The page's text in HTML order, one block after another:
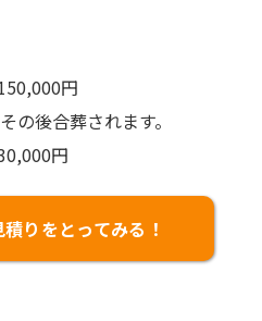
円
の後合葬されます。
円
りをとってみる！